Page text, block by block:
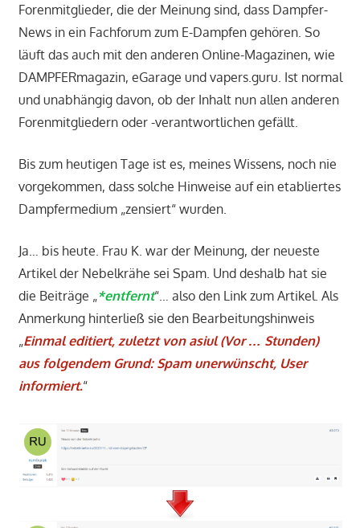
Forenmitglieder, die der Meinung sind, dass Dampfer-
News in ein Fachforum zum E-Dampfen gehören. So
läuft das auch mit den anderen Online-Magazinen, wie
DAMPFERmagazin, eGarage und vapers.guru. Ist normal
und unabhängig davon, ob der Inhalt nun allen anderen
Forenmitgliedern oder -verantwortlichen gefällt.
Bis zum heutigen Tage ist es, meines Wissens, noch nie
vorgekommen, dass solche Hinweise auf ein etabliertes
Dampfermedium „zensiert“ wurden.
Ja… bis heute. Frau K. war der Meinung, der neueste
Artikel der Nebelkrähe sei Spam. Und deshalb hat sie
die Beiträge „*entfernt“… also den Link zum Artikel. Als
Anmerkung hinterließ sie den Bearbeitungshinweis
„Einmal editiert, zuletzt von asiul (Vor … Stunden)
aus folgendem Grund: Spam unerwünscht, User
informiert.“